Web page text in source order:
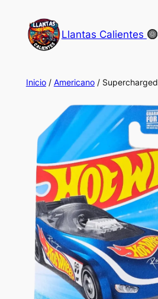
contenido
Llantas Calientes
Inicio/ Americano/ Supercharged